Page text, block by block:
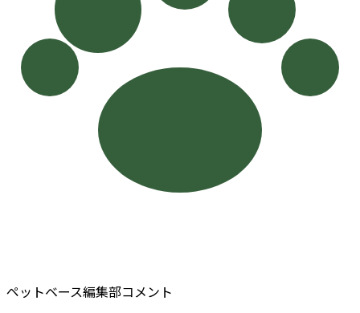
ペットベース編集部コメント